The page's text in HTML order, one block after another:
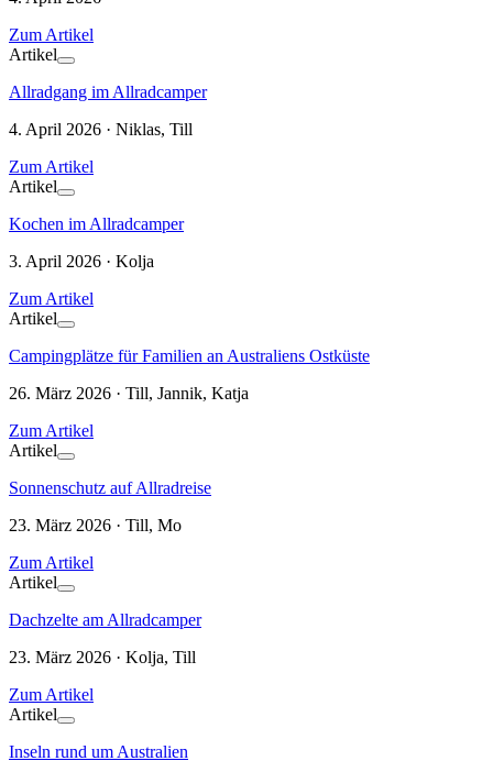
Zum Artikel
Artikel
Allradgang im Allradcamper
4. April 2026 · Niklas, Till
Zum Artikel
Artikel
Kochen im Allradcamper
3. April 2026 · Kolja
Zum Artikel
Artikel
Campingplätze für Familien an Australiens Ostküste
26. März 2026 · Till, Jannik, Katja
Zum Artikel
Artikel
Sonnenschutz auf Allradreise
23. März 2026 · Till, Mo
Zum Artikel
Artikel
Dachzelte am Allradcamper
23. März 2026 · Kolja, Till
Zum Artikel
Artikel
Inseln rund um Australien